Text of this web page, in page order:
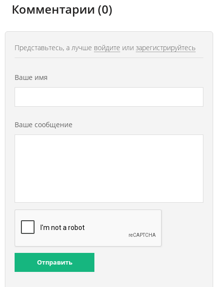
Комментарии (0)
Представьтесь, а лучше войдите или зарегистрируйтесь
Ваше имя
Ваше сообщение
Отправить